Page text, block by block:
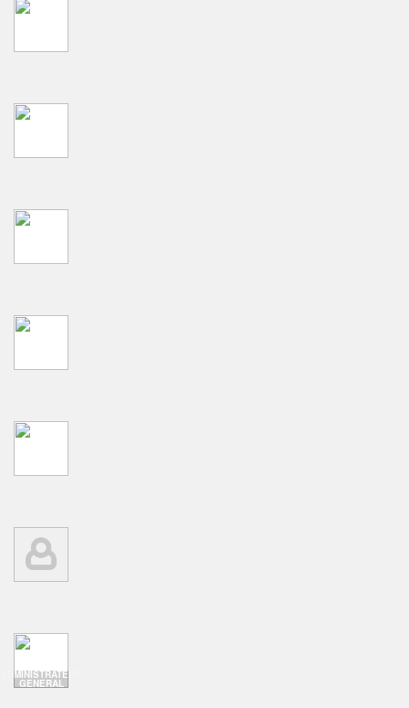
ADMINISTRATEUR
GENERAL